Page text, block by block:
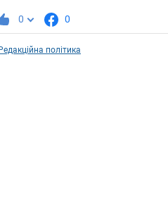
0 0
Редакційна політика